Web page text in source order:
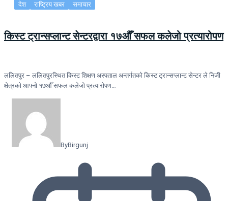
देश राष्ट्रिय खबर समाचार
किस्ट ट्रान्सप्लान्ट सेन्टरद्वारा १७औँ सफल कलेजो प्रत्यारोपण
ललितपुर – ललितपुरस्थित किस्ट शिक्षण अस्पताल अन्तर्गतको किस्ट ट्रान्सप्लान्ट सेन्टर ले निजी
क्षेत्रको आफ्नो १७औँ सफल कलेजो प्रत्यारोपण…
ByBirgunj